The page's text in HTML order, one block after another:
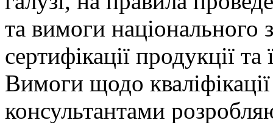
та вимоги національного
сертифікації продукції
Вимоги щодо кваліфікації
консультантами